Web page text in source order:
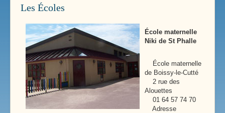
Les Écoles
École maternelle
Niki de St Phalle
École maternelle
de Boissy-le-Cutté
2 rue des
Alouettes
01 64 57 74 70
Adresse